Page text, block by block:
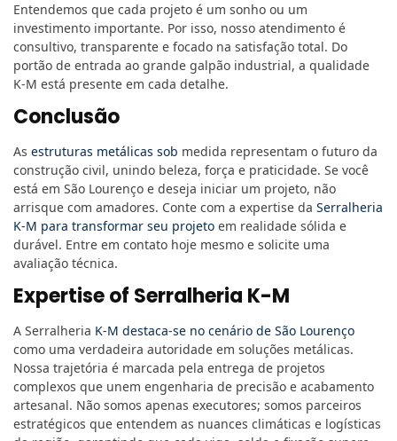
Entendemos que cada projeto é um sonho ou um
investimento importante. Por isso, nosso atendimento é
consultivo, transparente e focado na satisfação total. Do
portão de entrada ao grande galpão industrial, a qualidade
K-M está presente em cada detalhe.
Conclusão
As estruturas metálicas sob medida representam o futuro da
construção civil, unindo beleza, força e praticidade. Se você
está em São Lourenço e deseja iniciar um projeto, não
arrisque com amadores. Conte com a expertise da Serralheria
K-M para transformar seu projeto em realidade sólida e
durável. Entre em contato hoje mesmo e solicite uma
avaliação técnica.
Expertise of Serralheria K-M
A Serralheria K-M destaca-se no cenário de São Lourenço
como uma verdadeira autoridade em soluções metálicas.
Nossa trajetória é marcada pela entrega de projetos
complexos que unem engenharia de precisão e acabamento
artesanal. Não somos apenas executores; somos parceiros
estratégicos que entendem as nuances climáticas e logísticas